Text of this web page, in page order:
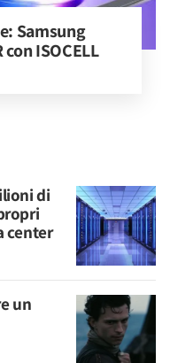
Samsung
ISOCELL
di
center
un